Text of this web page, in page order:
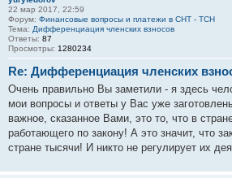
22 мар 2017, 22:59
Форум: Финансовые вопросы и платежи в СНТ - ТСН
Тема: Дифференциация членских взносов
Ответы: 87
Просмотры: 1280234
Re: Дифференциация членских
Очень правильно Вы заметили - я здесь
мои вопросы и ответы у Вас уже
важное, сказанное Вами, это то, что в
работающего по закону! А это значит, что
стране тысячи! И никто не регулирует их